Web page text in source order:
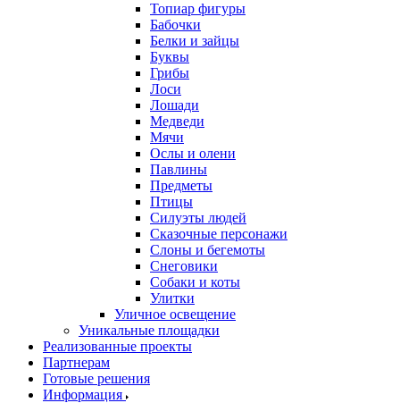
Топиар фигуры
Бабочки
Белки и зайцы
Буквы
Грибы
Лоси
Лошади
Медведи
Мячи
Ослы и олени
Павлины
Предметы
Птицы
Силуэты людей
Сказочные персонажи
Слоны и бегемоты
Снеговики
Собаки и коты
Улитки
Уличное освещение
Уникальные площадки
Реализованные проекты
Партнерам
Готовые решения
Информация